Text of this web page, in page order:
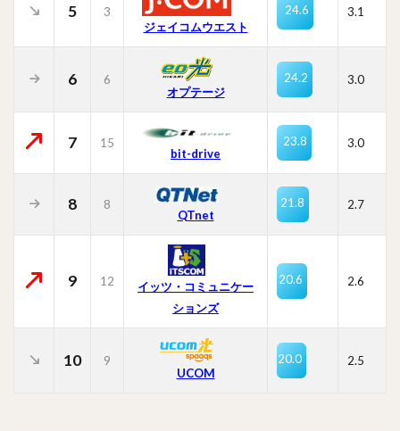
5
3
ジェイコムウエスト
24.6 3.1
6
6
オプテージ
24.2 3.0
7 15
bit-drive
23.8 3.0
8 8
QTnet
21.8 2.7
9 12
イッツ・コミュニケー
ションズ
20.6 2.6
10
9
UCOM
20.0 2.5